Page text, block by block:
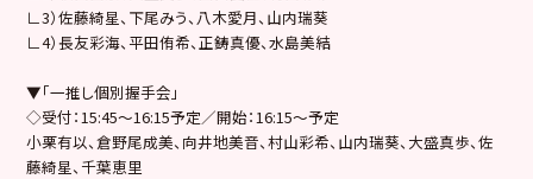
∟3）佐藤綺星、下尾みう、八木愛月、山内瑞葵
∟4）長友彩海、平田侑希、正鋳真優、水島美結
▼「一推し個別握手会」
◇受付：15:45～16:15予定／開始：16:15～予定
小栗有以、倉野尾成美、向井地美音、村山彩希、山内瑞葵、大盛真歩、佐
藤綺星、千葉恵里